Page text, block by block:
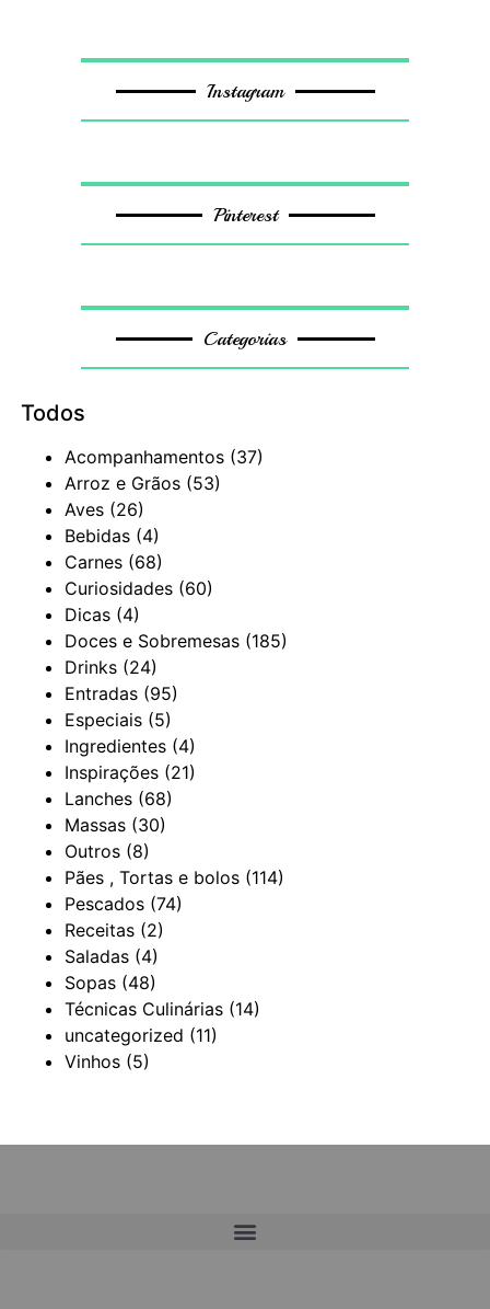
Instagram
Pinterest
Categorias
Todos
Acompanhamentos (37)
Arroz e Grãos (53)
Aves (26)
Bebidas (4)
Carnes (68)
Curiosidades (60)
Dicas (4)
Doces e Sobremesas (185)
Drinks (24)
Entradas (95)
Especiais (5)
Ingredientes (4)
Inspirações (21)
Lanches (68)
Massas (30)
Outros (8)
Pães , Tortas e bolos (114)
Pescados (74)
Receitas (2)
Saladas (4)
Sopas (48)
Técnicas Culinárias (14)
uncategorized (11)
Vinhos (5)